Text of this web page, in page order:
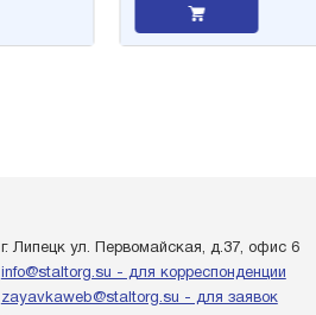
г. Липецк ул. Первомайская, д.37, офис 6
info@staltorg.su - для корреспонденции
zayavkaweb@staltorg.su - для заявок